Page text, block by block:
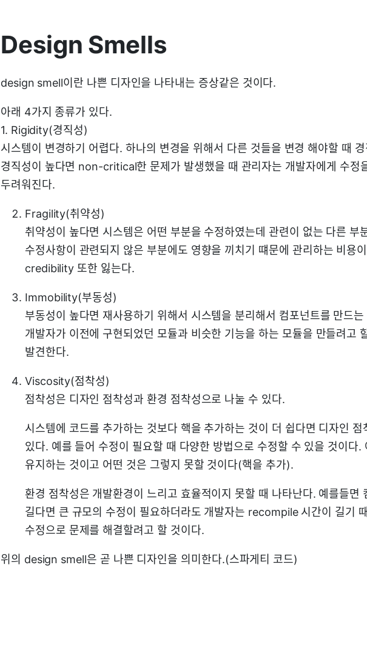
Design Smells
design smell이란 나쁜 디자인을 나타내는 증상같은 것이다.
아래 4가지 종류가 있다.
1. Rigidity(경직성)
시스템이 변경하기 어렵다. 하나의 변경을 위해서 다른 것들을 변경 해야할 때
경직성이 높다면 non-critical한 문제가 발생했을 때 관리자는 개발자에게 수정
두려워진다.
Fragility(취약성)
취약성이 높다면 시스템은 어떤 부분을 수정하였는데 관련이 없는 다른 부
수정사항이 관련되지 않은 부분에도 영향을 끼치기 떄문에 관리하는 비용
credibility 또한 잃는다.
Immobility(부동성)
부동성이 높다면 재사용하기 위해서 시스템을 분리해서 컴포넌트를 만드
개발자가 이전에 구현되었던 모듈과 비슷한 기능을 하는 모듈을 만들려고
발견한다.
Viscosity(점착성)
점착성은 디자인 점착성과 환경 점착성으로 나눌 수 있다.
시스템에 코드를 추가하는 것보다 핵을 추가하는 것이 더 쉽다면 디자인 점
있다. 예를 들어 수정이 필요할 때 다양한 방법으로 수정할 수 있을 것이다.
유지하는 것이고 어떤 것은 그렇지 못할 것이다(핵을 추가).
환경 점착성은 개발환경이 느리고 효율적이지 못할 때 나타난다. 예를들면
길다면 큰 규모의 수정이 필요하더라도 개발자는 recompile 시간이 길기
수정으로 문제를 해결할려고 할 것이다.
위의 design smell은 곧 나쁜 디자인을 의미한다.(스파게티 코드)